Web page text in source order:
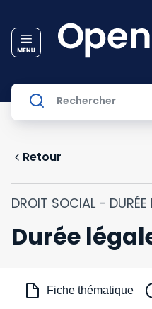
Retour
DROIT SOCIAL - DURÉE
Durée
Fiche thématique